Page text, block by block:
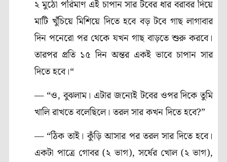
২ মুঠো পরিমাণ এই চাপান সার টবের ধার বরাবর দিয়ে
মাটি খুঁচিয়ে মিশিয়ে দিতে হবে বড় টবে গাছ লাগাবার
দিন পনেরো পর থেকে যখন গাছ বাড়তে শুরু করবে।
তারপর প্রতি ১৫ দিন অন্তর একই ভাবে চাপান সার
দিতে হবে।“
— “ও, বুঝলাম। এটার জন্যেই টবের ওপর দিকে তুমি
খালি রাখতে বলেছিলে। তরল সার কখন দিতে হবে?”
— “ঠিক তাই। কুঁড়ি আসার পর তরল সার দিতে হবে।
একটা পাত্রে গোবর (২ ভাগ), সর্ষের খোল (২ ভাগ),